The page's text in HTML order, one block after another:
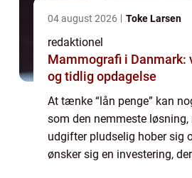
04 august 2026 Toke Larsen
redaktionel
Mammografi i Danmark:
og tidlig opdagelse
At tænke “lån penge” kan
som den nemmeste løsning,
udgifter pludselig hober sig
ønsker sig en investering,